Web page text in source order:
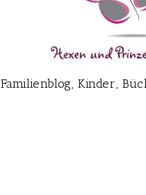
Familienblog, Kinder,